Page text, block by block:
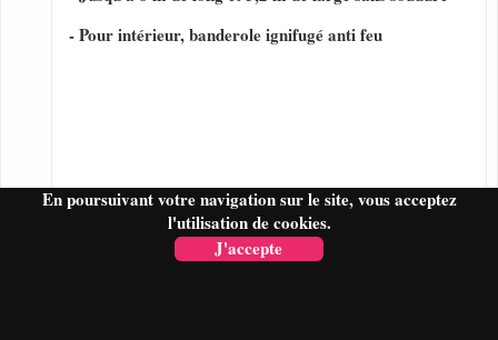
En poursuivant votre navigation sur le site, vous acceptez
l'utilisation de cookies.
J'accepte
- Pour intérieur, banderole ignifugé anti feu